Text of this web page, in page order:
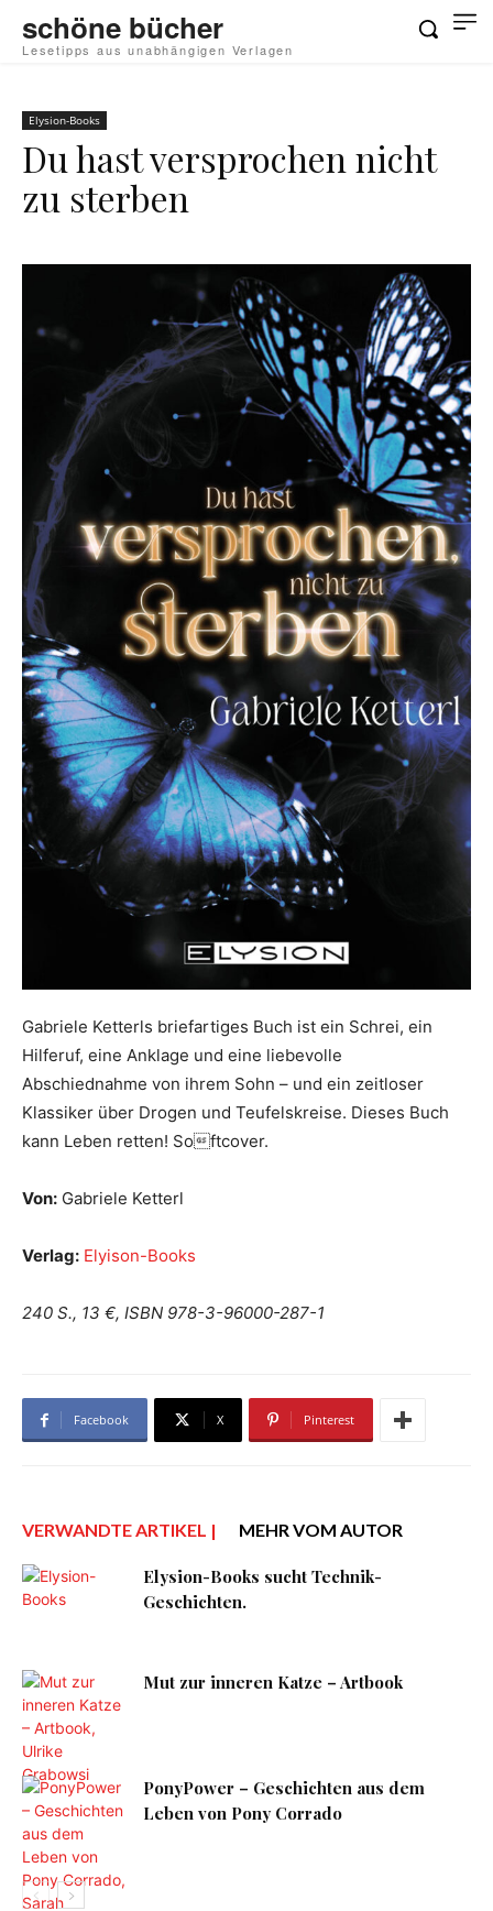
schöne bücher
Lesetipps aus unabhängigen Verlagen
Elysion-Books
Du hast versprochen nicht
zu sterben
Gabriele Ketterls briefartiges Buch ist ein Schrei, ein
Hilferuf, eine Anklage und eine liebevolle
Abschiednahme von ihrem Sohn – und ein zeitloser
Klassiker über Drogen und Teufelskreise. Dieses Buch
kann Leben retten! Softcover.
Von: Gabriele Ketterl
Verlag: Elyison-Books
240 S., 13 €, ISBN 978-3-96000-287-1
Facebook X Pinterest
VERWANDTE ARTIKEL | MEHR VOM AUTOR
Elysion-Books sucht Technik-
Geschichten.
Mut zur inneren Katze – Artbook
PonyPower – Geschichten aus dem
Leben von Pony Corrado